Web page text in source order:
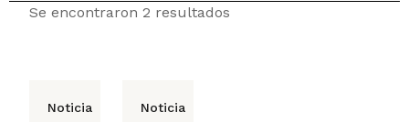
Se encontraron 2 resultados
Noticia Noticia